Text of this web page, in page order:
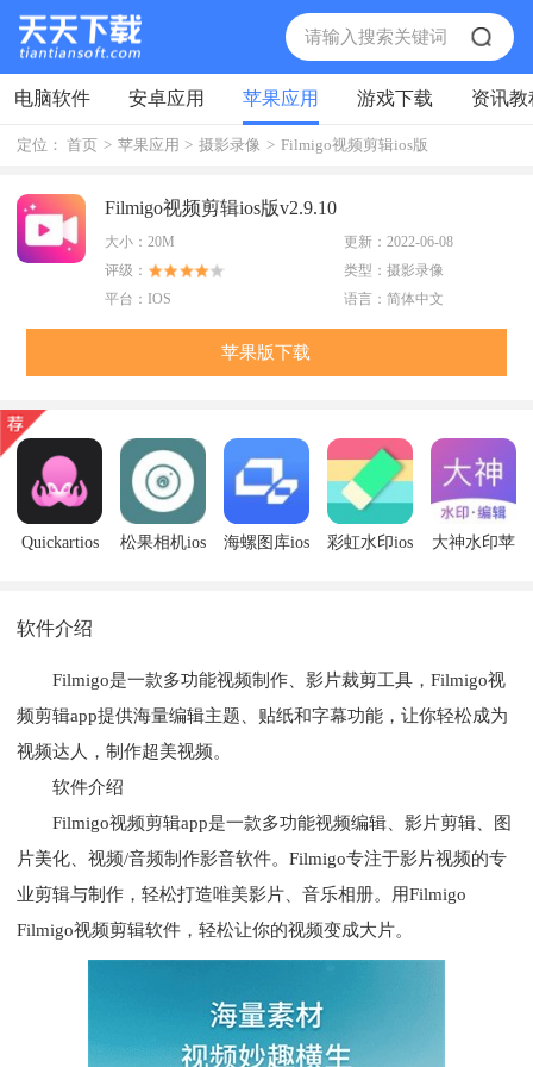
电脑软件 安卓应用 苹果应用 游戏下载 资讯教
定位： 首页 > 苹果应用 > 摄影录像 > Filmigo视频剪辑ios版
Filmigo视频剪辑ios版v2.9.10
大小： 20M 更新： 2022-06-08
评级：
类型： 摄影录像
平台：
IOS 语言： 简体中文
苹果版下载
Quickartios
松果相机ios
海螺图库ios
彩虹水印ios
大神水印苹
软件介绍
Filmigo是一款多功能视频制作、影片裁剪工具，Filmigo视
频剪辑app提供海量编辑主题、贴纸和字幕功能，让你轻松成为
视频达人，制作超美视频。
软件介绍
Filmigo视频剪辑app是一款多功能视频编辑、影片剪辑、图
片美化、视频/音频制作影音软件。Filmigo专注于影片视频的专
业剪辑与制作，轻松打造唯美影片、音乐相册。用Filmigo
Filmigo视频剪辑软件，轻松让你的视频变成大片。